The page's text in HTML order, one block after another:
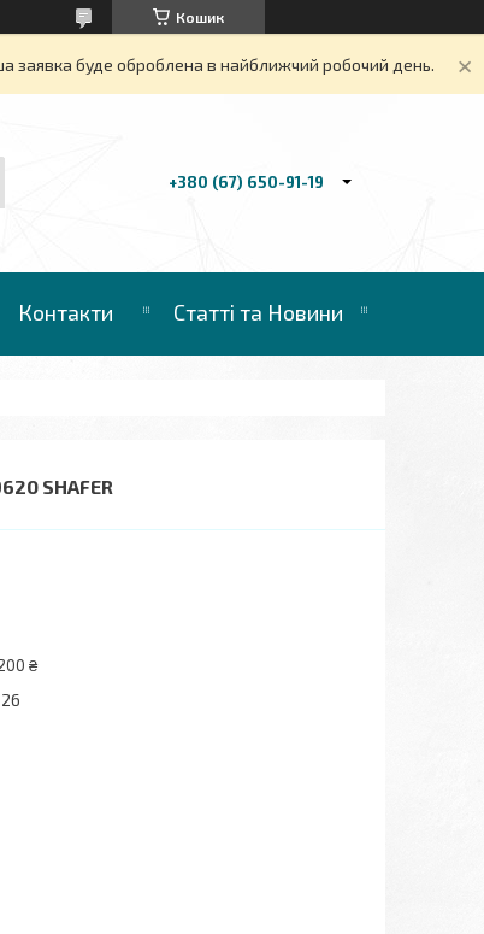
Кошик
заявка буде оброблена в найближчий робочий день.
+380 (67) 650-91-19
Контакти Статті та Новини
SHAFER
₴